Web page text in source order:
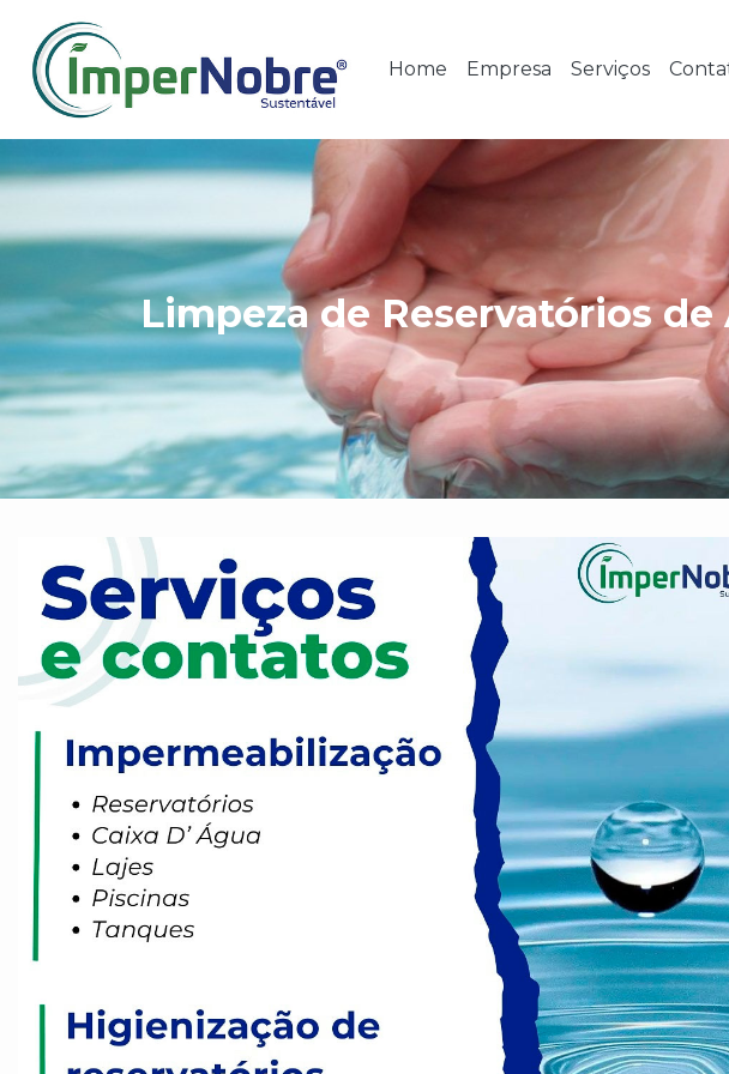
Home Empresa Serviços
Limpeza de Reservatórios